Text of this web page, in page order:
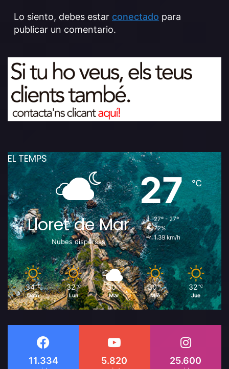
Lo siento, debes estar conectado para
publicar un comentario.
EL TEMPS
Lloret de Mar
Nubes dispersas
27℃
27º - 27º
72%
1.39 km/h
34 ℃
Dom
32 ℃
Lun
30 ℃
Mar
30 ℃
Mié
32 ℃
Jue
11.334 5.820 25.600